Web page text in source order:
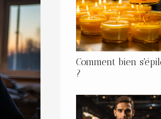
Comment bien
?